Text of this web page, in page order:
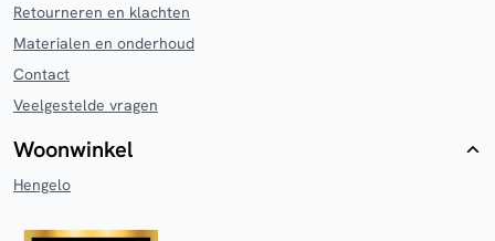
Retourneren en klachten
Materialen en onderhoud
Contact
Veelgestelde vragen
Woonwinkel
Hengelo